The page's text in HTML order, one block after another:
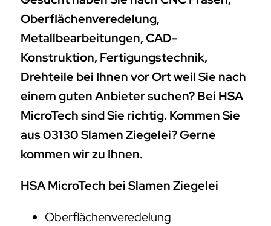
Oberflächenveredelung,
Metallbearbeitungen, CAD-
Konstruktion, Fertigungstechnik,
Drehteile bei Ihnen vor Ort weil Sie nach
einem guten Anbieter suchen? Bei HSA
MicroTech sind Sie richtig. Kommen Sie
aus 03130 Slamen Ziegelei? Gerne
kommen wir zu Ihnen.
HSA MicroTech bei Slamen Ziegelei
Oberflächenveredelung